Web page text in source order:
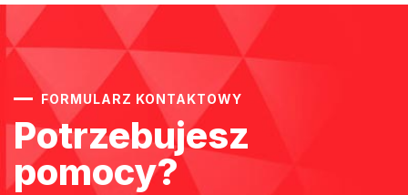
FORMULARZ KONTAKTOWY
Potrzebujesz
pomocy?